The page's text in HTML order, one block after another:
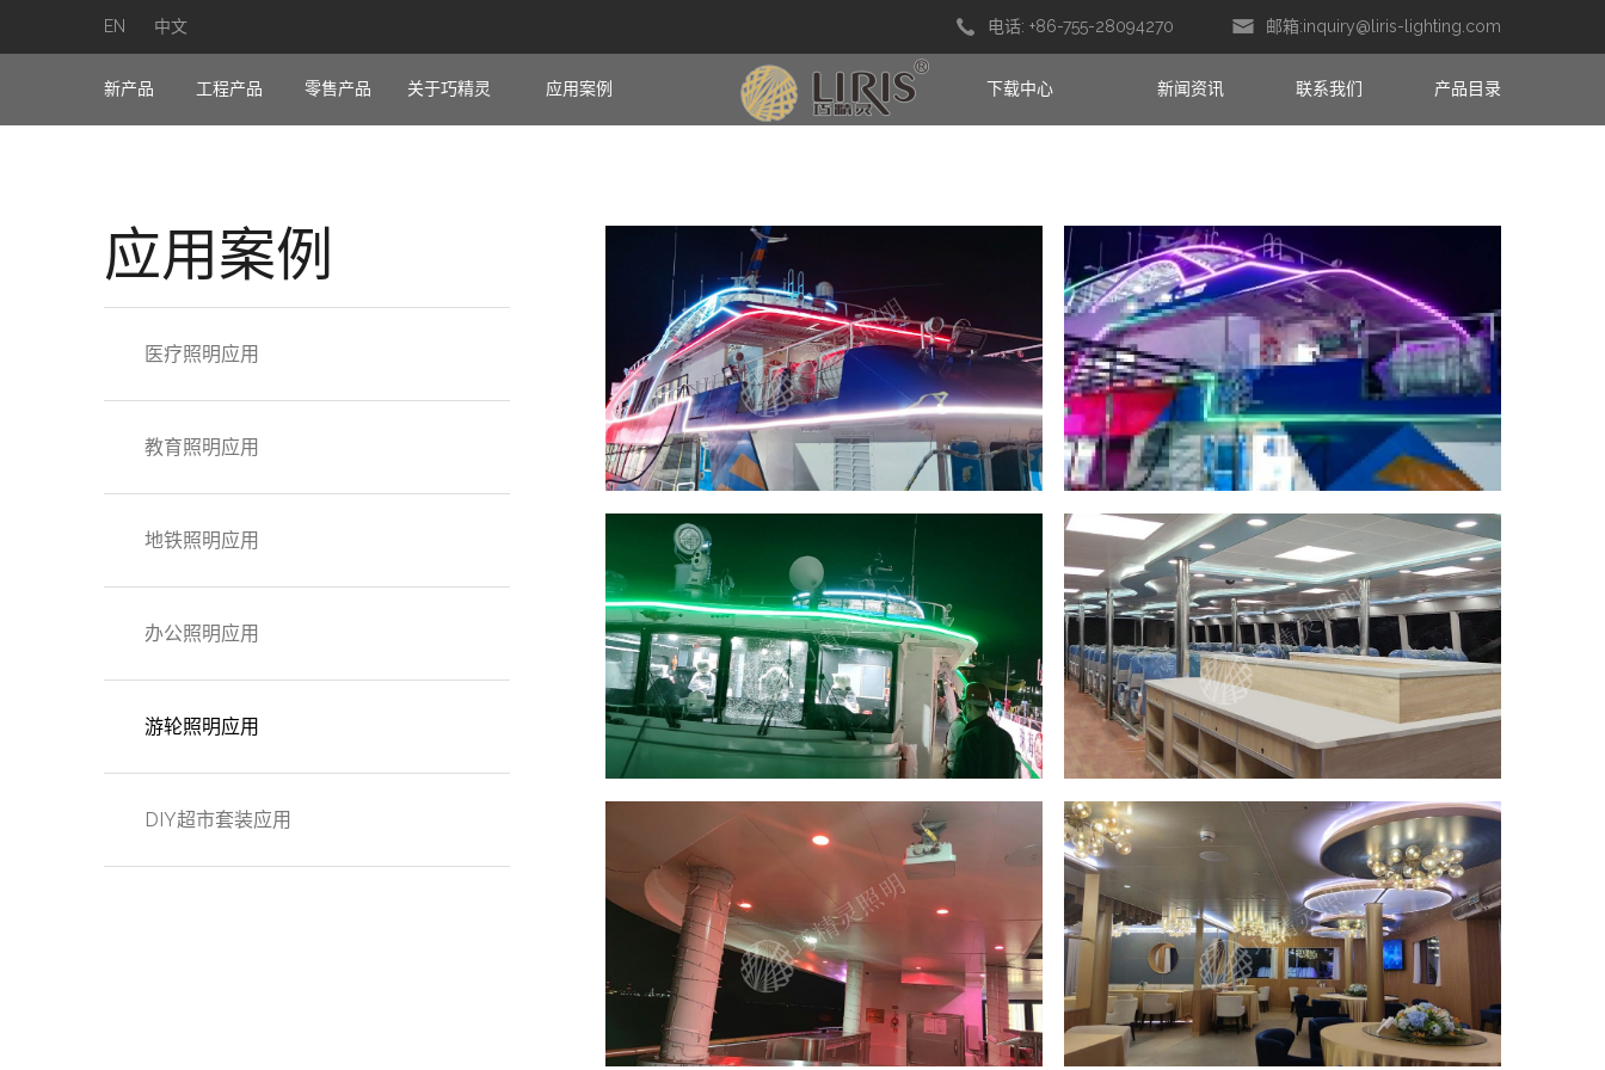
EN 中文 电话: +86-755-28094270 邮箱:inquiry@liris-lighting.com
新产品 工程产品 零售产品 产品目录
联系我们
新闻资讯
关于巧精灵 应用案例 下载中心
应用案例
医疗照明应用
教育照明应用
地铁照明应用
办公照明应用
游轮照明应用
DIY超市套装应用